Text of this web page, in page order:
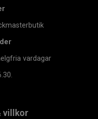
vardagar
villkor